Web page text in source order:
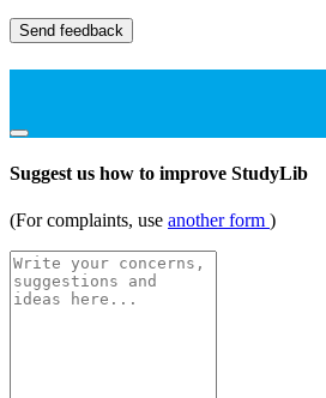
Send feedback
Suggest us how to improve StudyLib
(For complaints, use another form )